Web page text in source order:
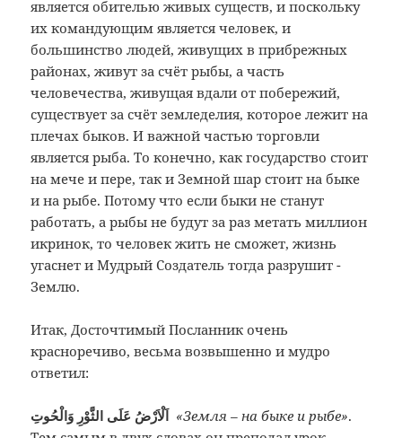
является обителью живых существ, и поскольку
их командующим является человек, и
большинство людей, живущих в прибрежных
районах, живут за счёт рыбы, а часть
человечества, живущая вдали от побережий,
существует за счёт земледелия, которое лежит на
плечах быков. И важной частью торговли
является рыба. То конечно, как государство стоит
на мече и пере, так и Земной шар стоит на быке
и на рыбе. Потому что если быки не станут
работать, а рыбы не будут за раз метать миллион
икринок, то человек жить не сможет, жизнь
угаснет и Мудрый Создатель тогда разрушит ­
Землю.
Итак, Досточтимый Посланник очень
красноречиво, весьма возвышенно и мудро
ответил:
اَلْاَرْضُ عَلَى الثَّوْرِ وَالْحُوتِ «Земля – на быке и рыбе».